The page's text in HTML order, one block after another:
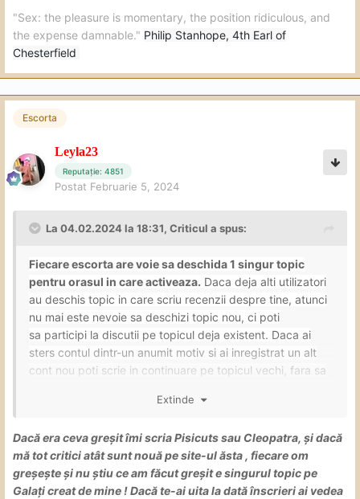
"Sex: the pleasure is momentary, the position ridiculous, and
the expense damnable." Philip Stanhope, 4th Earl of
Chesterfield
Escorta
Leyla23
Reputație: 4851
Postat Februarie 5, 2024
La 04.02.2024 la 18:31, Criticul a spus:
Fiecareescorta are voie sa deschida 1 singur topic
pentru orasul in care activeaza. Daca deja alti utilizatori
au deschis topic in care scriu recenzii despre tine, atunci
nu mai este nevoie sa deschizi topic nou, ci poti
sa participi la discutii pe topicul deja existent. Daca ai
sters contul dintr-un anumit motiv si ai inregistrat un alt
cont nou poti scrie in continuare pe topicul vechi, fara sa
Ți se spune asta și când deschizi topic, plus că ai văzut
pe Brașov, ce spune asta despre capacitatea ta de a
procesa informații?
Extinde
Dacă era ceva greșit îmi scria Pisicuts sau Cleopatra, și dacă
mă tot critici atât sunt nouă pe site-ul ăsta , fiecare om
greșește și nu știu ce am făcut greșit e singurul topic pe
Galați creat de mine ! Dacă te-ai uita la dată înscrieri ai vedea